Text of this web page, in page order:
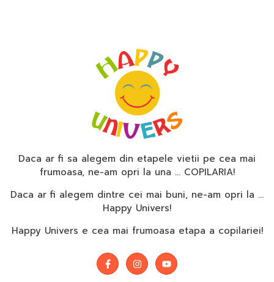
Daca ar fi sa alegem din etapele vietii pe cea mai
frumoasa, ne-am opri la una … COPILARIA!
Daca ar fi alegem dintre cei mai buni, ne-am opri la …
Happy Univers!
Happy Univers e cea mai frumoasa etapa a copilariei!